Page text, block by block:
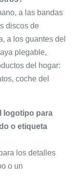
a las bandas
discos de
a los guantes del
plegable,
del hogar:
coche del
logotipo para
o etiqueta
los detalles
o un